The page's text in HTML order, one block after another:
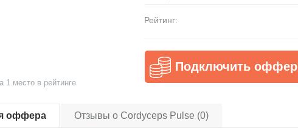
1 место в рейтинге
Рейтинг:
Подключить оффер
оффера Отзывы о Cordyceps Pulse (0)